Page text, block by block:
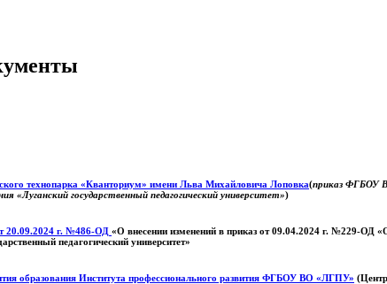
технопарка «Кванториум» имени Льва Михайловича Лоповка(приказ ФГБОУ
«Луганский государственный педагогический университет»)
г. №486-ОД «О внесении изменений в приказ от 09.04.2024 г. №229-ОД
педагогический университет»
образования Института профессионального развития ФГБОУ ВО «ЛГПУ»